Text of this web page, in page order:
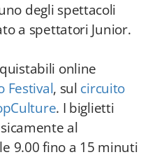
degli spettacoli
a spettatori Junior.
online
Festival, sul circuito
. I biglietti
al
9.00 fino a 15 minuti